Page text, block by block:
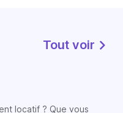
Tout voir
locatif ? Que vous